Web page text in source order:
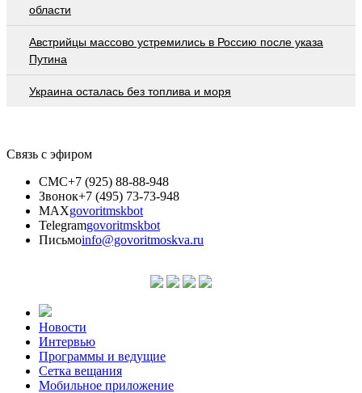
области
Австрийцы массово устремились в Россию после указа
Путина
Украина осталась без топлива и моря
Связь с эфиром
СМС+7 (925) 88-88-948
Звонок+7 (495) 73-73-948
MAXgovoritmskbot
Telegramgovoritmskbot
Письмоinfo@govoritmoskva.ru
Новости
Интервью
Программы и ведущие
Сетка вещания
Мобильное приложение